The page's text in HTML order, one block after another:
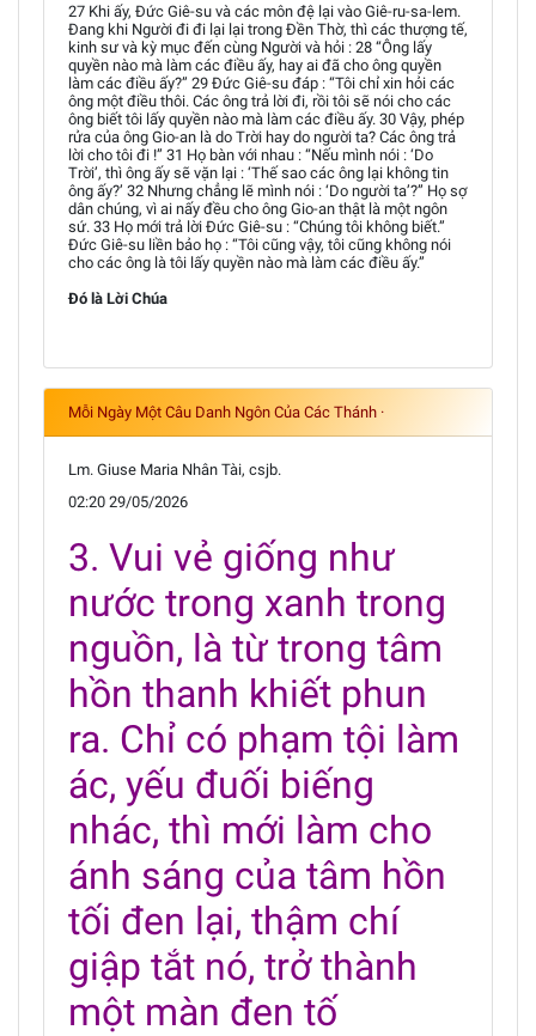
27 Khi ấy, Đức Giê-su và các môn đệ lại vào Giê-ru-sa-lem.
Đang khi Người đi đi lại lại trong Đền Thờ, thì các thượng tế,
kinh sư và kỳ mục đến cùng Người và hỏi : 28 “Ông lấy
quyền nào mà làm các điều ấy, hay ai đã cho ông quyền
làm các điều ấy?” 29 Đức Giê-su đáp : “Tôi chỉ xin hỏi các
ông một điều thôi. Các ông trả lời đi, rồi tôi sẽ nói cho các
ông biết tôi lấy quyền nào mà làm các điều ấy. 30 Vậy, phép
rửa của ông Gio-an là do Trời hay do người ta? Các ông trả
lời cho tôi đi !” 31 Họ bàn với nhau : “Nếu mình nói : ‘Do
Trời’, thì ông ấy sẽ vặn lại : ‘Thế sao các ông lại không tin
ông ấy?’ 32 Nhưng chẳng lẽ mình nói : ‘Do người ta’?” Họ sợ
dân chúng, vì ai nấy đều cho ông Gio-an thật là một ngôn
sứ. 33 Họ mới trả lời Đức Giê-su : “Chúng tôi không biết.”
Đức Giê-su liền bảo họ : “Tôi cũng vậy, tôi cũng không nói
cho các ông là tôi lấy quyền nào mà làm các điều ấy.”
Đó là Lời Chúa
Mỗi Ngày Một Câu Danh Ngôn Của Các Thánh ·
Lm. Giuse Maria Nhân Tài, csjb.
02:20 29/05/2026
3. Vui vẻ giống như
nước trong xanh trong
nguồn, là từ trong tâm
hồn thanh khiết phun
ra. Chỉ có phạm tội làm
ác, yếu đuối biếng
nhác, thì mới làm cho
ánh sáng của tâm hồn
tối đen lại, thậm chí
giập tắt nó, trở thành
một màn đen tố